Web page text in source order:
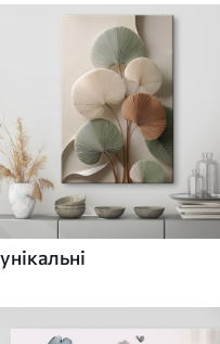
унікальні